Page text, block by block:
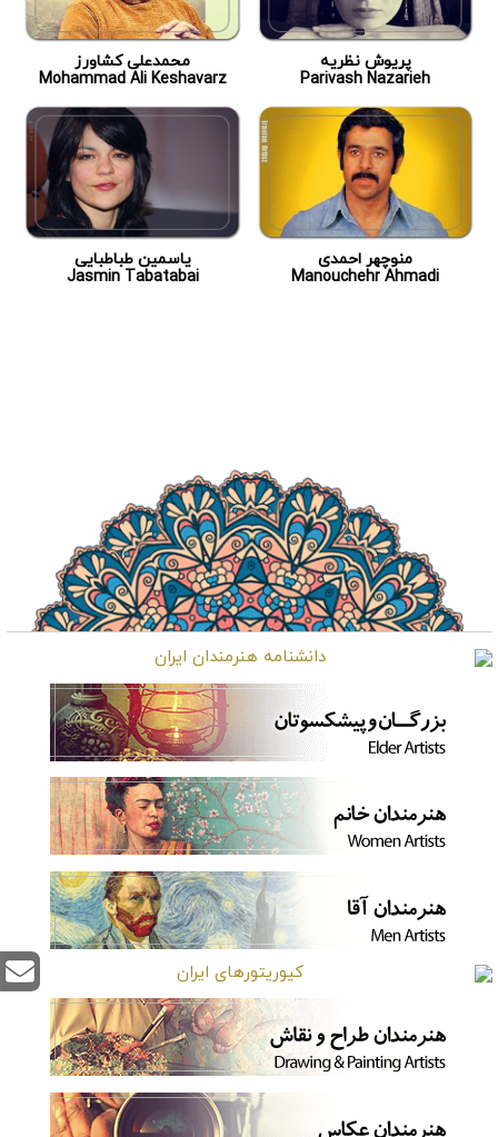
پریوش نظریه
Parivash Nazarieh
محمدعلی کشاورز
Mohammad Ali Keshavarz
منوچهر احمدی
Manouchehr Ahmadi
یاسمین طباطبایی
Jasmin Tabatabai